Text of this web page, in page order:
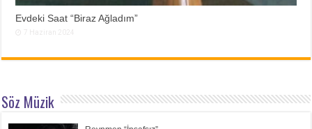
Evdeki Saat “Biraz Ağladım”
Söz Müzik